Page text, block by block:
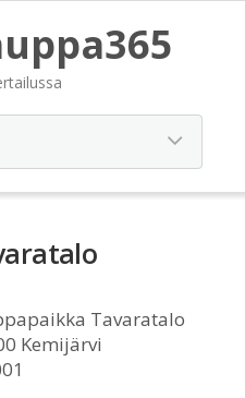
Tavaratalo
Kemijärvi